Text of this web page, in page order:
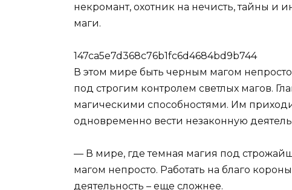
некромант, охотник на нечисть, тайны и
маги.
147ca5e7d368c76b1fc6d4684bd9b744
В этом мире быть черным магом
под строгим контролем светлых магов.
магическими способностями. Им
одновременно вести незаконную
— В мире, где темная магия под
магом непросто. Работать на благо
деятельность – еще сложнее.